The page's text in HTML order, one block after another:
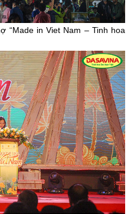
“Made in Viet Nam – Tinh hoa